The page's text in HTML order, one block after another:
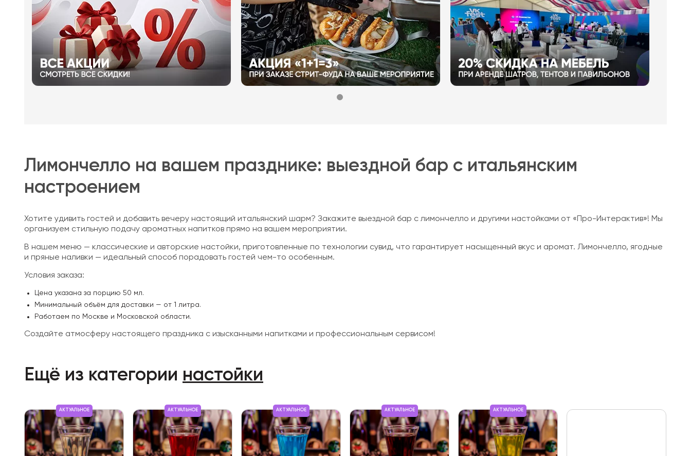
Лимончелло на вашем празднике: выездной бар с итальянским
настроением
Хотите удивить гостей и добавить вечеру настоящий итальянский шарм? Закажите выездной бар с лимончелло и другими настойками от «Про-Интерактив»! Мы
организуем стильную подачу ароматных напитков прямо на вашем мероприятии.
В нашем меню — классические и авторские настойки, приготовленные по технологии сувид, что гарантирует насыщенный вкус и аромат. Лимончелло, ягодные
и пряные наливки — идеальный способ порадовать гостей чем-то особенным.
Условия заказа:
Цена указана за порцию 50 мл.
Минимальный объём для доставки — от 1 литра.
Работаем по Москве и Московской области.
Создайте атмосферу настоящего праздника с изысканными напитками и профессиональным сервисом!
Ещё из категории настойки
АКТУАЛЬНОЕ АКТУАЛЬНОЕ АКТУАЛЬНОЕ АКТУАЛЬНОЕ АКТУАЛЬНОЕ